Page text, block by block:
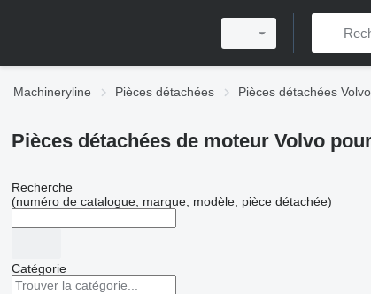
Machineryline Pièces détachées Pièces détachées
Pièces détachées de moteur Volvo
Recherche
(numéro de catalogue, marque, modèle, pièce détachée)
Catégorie